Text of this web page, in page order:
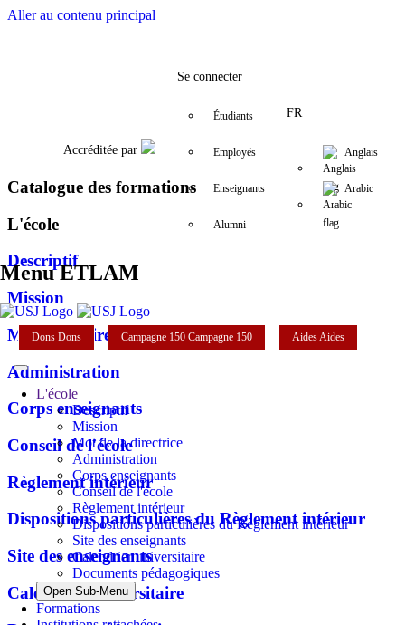
Aller au contenu principal
FacebookTwitter
Accréditée par
Se connecter
Étudiants
Employés
Enseignants
Alumni
FR
Anglais
Arabic
Menu ETLAM
Dons Dons Campagne 150 Campagne 150 AidesAides
L'école
Descriptif
Mission
Mot de la directrice
Administration
Corps enseignants
Conseil de l'école
Règlement intérieur
Dispositions particulières du Règlement intérieur
Site des enseignants
Calendrier universitaire
Documents pédagogiques
Open Sub-Menu
Formations
Catalogue des formations
L'école
Descriptif
Mission
Mot de la directrice
Administration
Corps enseignants
Conseil de l'école
Règlement intérieur
Dispositions particulières du Règlement intérieur
Site des enseignants
Calendrier universitaire